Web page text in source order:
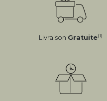
Livraison Gratuite(1)